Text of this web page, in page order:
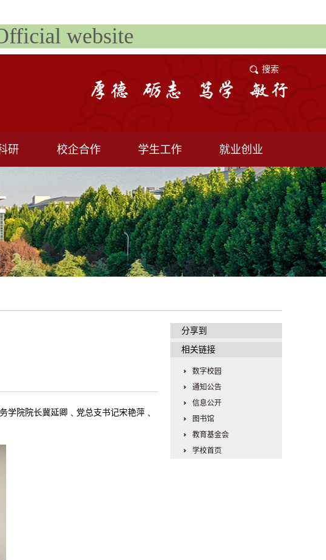
website
搜索
研 校企合作 学生工作 就业创业
学院院长冀延卿 ﹑ 党总支书记宋艳萍 ﹑
分享到
相关链接
数字校园
通知公告
信息公开
图书馆
教育基金会
学校首页